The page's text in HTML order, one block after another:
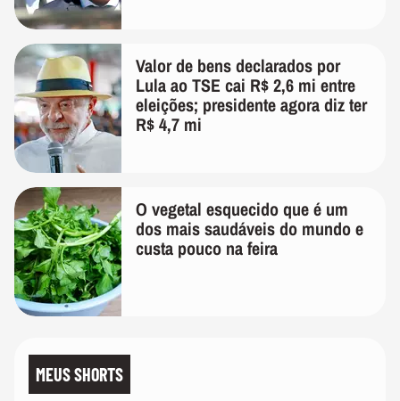
Valor de bens declarados por
Lula ao TSE cai R$ 2,6 mi entre
eleições; presidente agora diz ter
R$ 4,7 mi
O vegetal esquecido que é um
dos mais saudáveis do mundo e
custa pouco na feira
MEUS SHORTS